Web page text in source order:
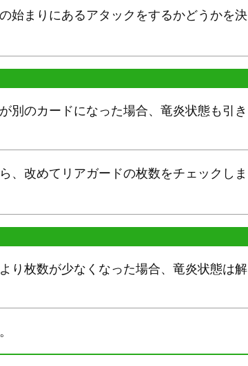
始まりにあるアタックをするかどうかを決
別のカードになった場合、竜炎状態も引き
、改めてリアガードの枚数をチェックしま
り枚数が少なくなった場合、竜炎状態は解